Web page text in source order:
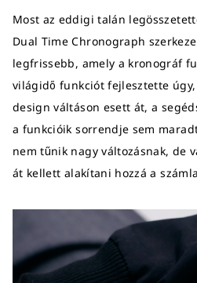
Most az eddigi talán
Dual Time Chronograph
legfrissebb, amely a kronográf
világidő funkciót fejlesztette
design váltáson esett át, a
a funkcióik sorrendje sem
nem tűnik nagy változásnak, de
át kellett alakítani hozzá a